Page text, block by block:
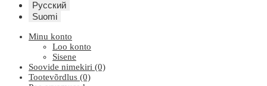
Русский
Suomi
Minu konto
Loo konto
Sisene
Soovide nimekiri (0)
Tootevõrdlus (0)